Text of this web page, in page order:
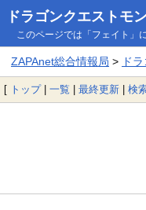
ドラゴンクエストモ
このページでは「フェイト」
ZAPAnet総合情報局 > ド
[ トップ| 一覧 | 最終更新 | 検